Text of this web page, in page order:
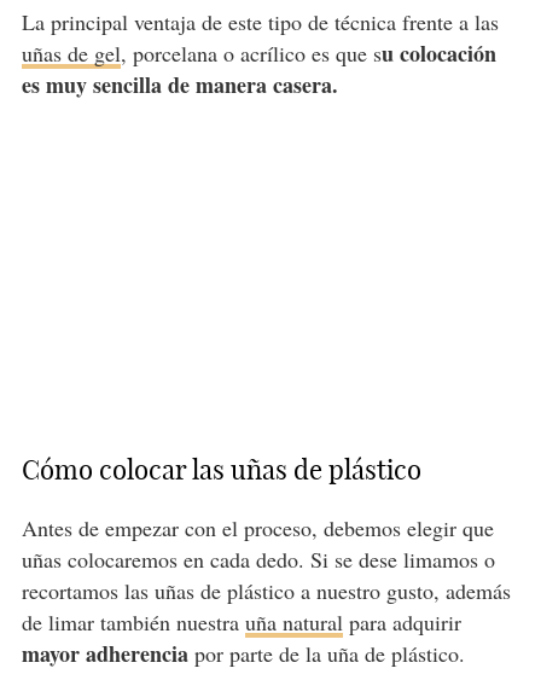
La principal ventaja de este tipo de técnica frente a las
uñas de gel, porcelana o acrílico es que su colocación
es muy sencilla de manera casera.
Cómo colocar las uñas de plástico
Antes de empezar con el proceso, debemos elegir que
uñas colocaremos en cada dedo. Si se dese limamos o
recortamos las uñas de plástico a nuestro gusto, además
de limar también nuestra uña natural para adquirir
mayor adherenciapor parte de la uña de plástico.